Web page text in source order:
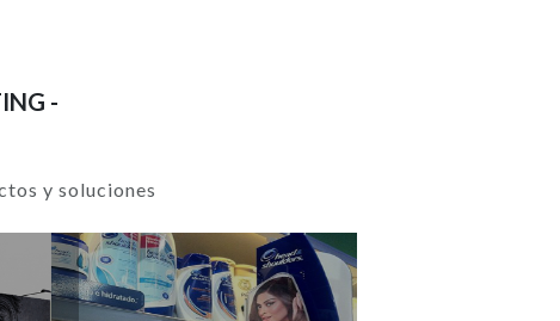
-
y soluciones